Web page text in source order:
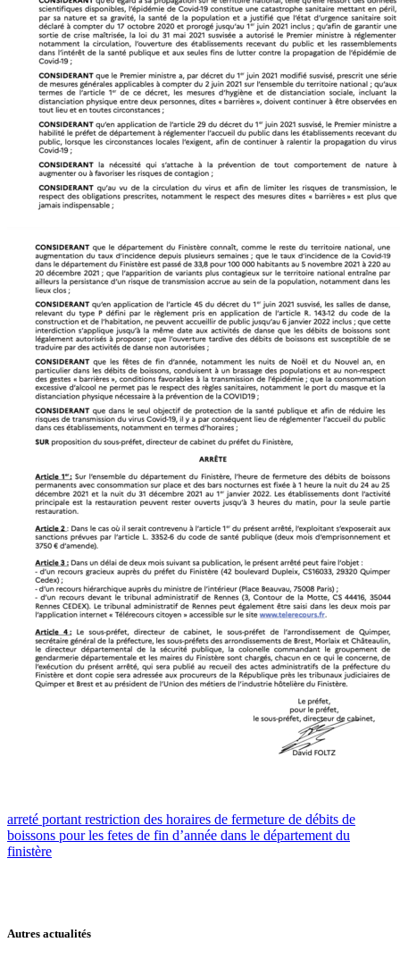
arreté portant restriction des horaires de fermeture de débits de
boissons pour les fetes de fin d’année dans le département du
finistère
Autres actualités